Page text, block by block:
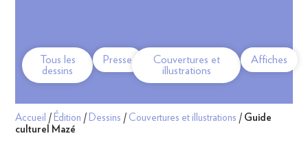
Tous les
dessins
Presse
Couvertures et
illustrations
Affiches
Accueil / Édition / Dessins / Couvertures et illustrations / Guide
culturel Mazé